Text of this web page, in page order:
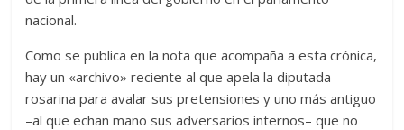
nacional.
Como se publica en la nota que acompaña a esta crónica,
hay un «archivo» reciente al que apela la diputada
rosarina para avalar sus pretensiones y uno más antiguo
–al que echan mano sus adversarios internos– que no